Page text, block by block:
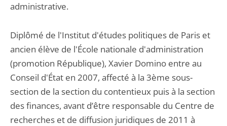
administrative.
Diplômé de l'Institut d'études politiques de Paris et
ancien élève de l'École nationale d'administration
(promotion République), Xavier Domino entre au
Conseil d'État en 2007, affecté à la 3ème sous-
section de la section du contentieux puis à la section
des finances, avant d’être responsable du Centre de
recherches et de diffusion juridiques de 2011 à